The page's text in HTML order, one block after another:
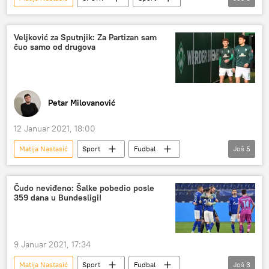
Dragan Stojković Piksi
Luka Jović
Fudbal
Veljković za Sputnjik: Za Partizan sam
čuo samo od drugova
Petar Milovanović
12 Januar 2021, 18:00
Matija Nastasić Sport
Fudbal
Miloš Veljković
Verder Bremen
FK Partizan
Intervjui
Analize i mišljenja
Još 5
Čudo neviđeno: Šalke pobedio posle
359 dana u Bundesligi!
9 Januar 2021, 17:34
Matija Nastasić Sport
Fudbal
Još 3